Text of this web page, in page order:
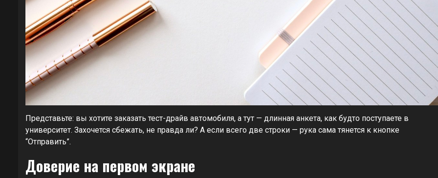
Представьте: вы хотите заказать тест-драйв автомобиля, а тут — длинная анкета, как будто поступаете в
университет. Захочется сбежать, не правда ли? А если всего две строки — рука сама тянется к кнопке
“Отправить”.
Доверие на первом экране